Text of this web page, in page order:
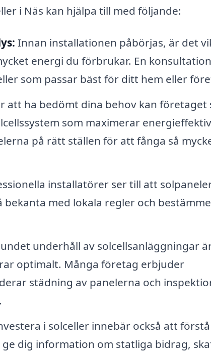
i Näs kan hjälpa till med följande:
Innan installationen påbörjas, är det
energi du förbrukar. En
som passar bäst för ditt hem eller
att ha bedömt dina behov kan företaget
som maximerar
på rätt ställen för att fånga så
installatörer ser till att
med lokala regler och
underhåll av solcellsanläggningar
optimalt. Många företag erbjuder
städning av panelerna och
i solceller innebär också att
dig information om statliga bidrag,